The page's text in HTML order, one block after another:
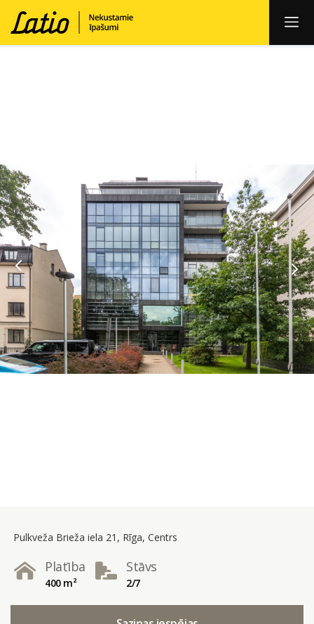
Pulkveža Brieža iela 21, Rīga, Centrs
Platība
400 m²
Stāvs
2/7